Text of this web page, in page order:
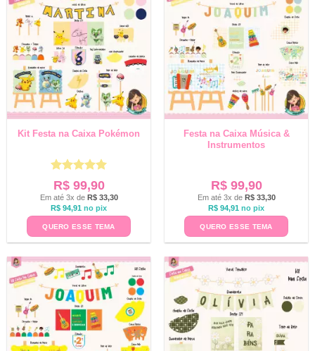
Kit Festa na Caixa Pokémon
Avaliação5
de 5
R$99,90
Em até 3x de R$33,30
R$ 94,91 no pix
QUERO ESSE TEMA
Festa na Caixa Música &
Instrumentos
R$99,90
Em até 3x de R$33,30
R$ 94,91 no pix
QUERO ESSE TEMA